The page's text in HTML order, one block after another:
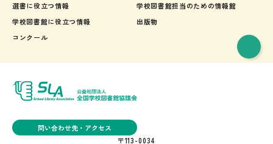
選書に役立つ情報
学校図書館に役立つ情報
コンクール
学校図書館担当のための情報館
出版物
問い合わせ先・アクセス
〒113-0034